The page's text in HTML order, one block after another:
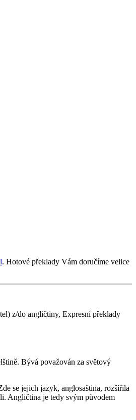
. Hotové překlady Vám doručíme velice
z/do angličtiny, Expresní překlady
Bývá považován za světový
se jejich jazyk, anglosaština, rozšířila
Angličtina je tedy svým původem